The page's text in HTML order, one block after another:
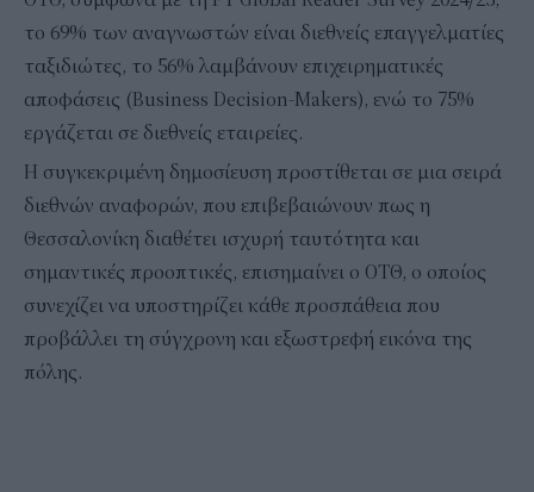
το 69% των αναγνωστών είναι διεθνείς επαγγελματίες
ταξιδιώτες, το 56% λαμβάνουν επιχειρηματικές
αποφάσεις (Business Decision-Makers), ενώ το 75%
εργάζεται σε διεθνείς εταιρείες.
Η συγκεκριμένη δημοσίευση προστίθεται σε μια σειρά
διεθνών αναφορών, που επιβεβαιώνουν πως η
Θεσσαλονίκη διαθέτει ισχυρή ταυτότητα και
σημαντικές προοπτικές, επισημαίνει ο ΟΤΘ, ο οποίος
συνεχίζει να υποστηρίζει κάθε προσπάθεια που
προβάλλει τη σύγχρονη και εξωστρεφή εικόνα της
πόλης.